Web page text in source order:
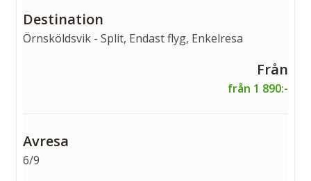
Örnsköldsvik - Split, Endast flyg, Enkelresa
från 1 890:-
6/9